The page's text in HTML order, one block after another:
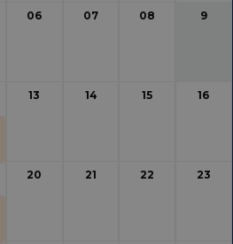
06 07 08 9
13 14 15 16
20 21 22 23